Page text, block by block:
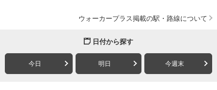
ウォーカープラス掲載の駅・路線について
日付から探す
今日 明日 今週末